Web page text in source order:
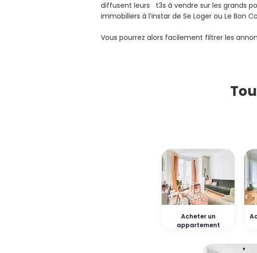
diffusent leurs t3s à vendre sur les grands
immobiliers à l’instar de Se Loger ou Le Bon
Vous pourrez alors facilement filtrer les
Acheter un
appartement